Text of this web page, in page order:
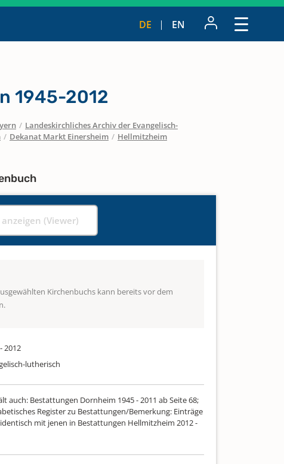
DE EN
1945-2012
/ Landeskirchliches Archiv der Evangelisch-
/ Dekanat Markt Einersheim / Hellmitzheim
(Viewer)
Kirchenbuchs kann bereits vor dem
2012
lutherisch
auch: Bestattungen Dornheim 1945 - 2011 ab Seite 68;
Register zu Bestattungen/Bemerkung: Einträge
mit jenen in Bestattungen Hellmitzheim 2012 -